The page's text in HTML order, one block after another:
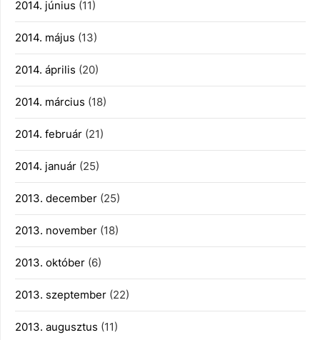
2014. június (11)
2014. május (13)
2014. április (20)
2014. március (18)
2014. február (21)
2014. január (25)
2013. december (25)
2013. november (18)
2013. október (6)
2013. szeptember (22)
2013. augusztus (11)